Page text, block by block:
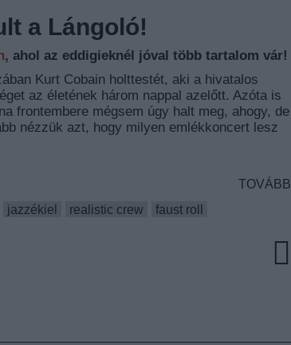
a Lángoló!
, ahol az eddigieknél jóval több tartalom vár!
Kurt Cobain holttestét, aki a hivatalos
az életének három nappal azelőtt. Azóta is
frontembere mégsem úgy halt meg, ahogy, de
nézzük azt, hogy milyen emlékkoncert lesz
TOVÁBB
jazzékiel realistic crew faust roll